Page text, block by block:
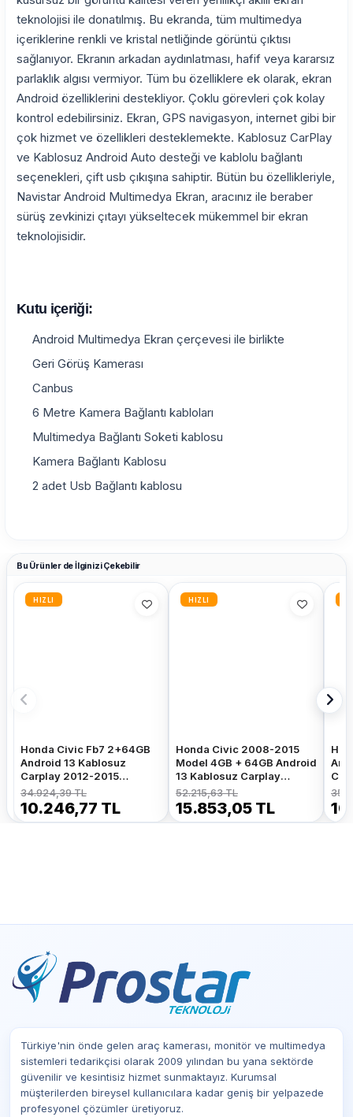
teknolojisi ile donatılmış. Bu ekranda, tüm multimedya
içeriklerine renkli ve kristal netliğinde görüntü çıktısı
sağlanıyor. Ekranın arkadan aydınlatması, hafif veya kararsız
parlaklık algısı vermiyor. Tüm bu özelliklere ek olarak, ekran
Android özelliklerini destekliyor. Çoklu görevleri çok kolay
kontrol edebilirsiniz. Ekran, GPS navigasyon, internet gibi bir
çok hizmet ve özellikleri desteklemekte. Kablosuz CarPlay
ve Kablosuz Android Auto desteği ve kablolu bağlantı
seçenekleri, çift usb çıkışına sahiptir. Bütün bu özellikleriyle,
Navistar Android Multimedya Ekran, aracınız ile beraber
sürüş zevkinizi çıtayı yükseltecek mükemmel bir ekran
teknolojisidir.
Kutu içeriği:
Android Multimedya Ekran çerçevesi ile birlikte
Geri Görüş Kamerası
Canbus
6 Metre Kamera Bağlantı kabloları
Multimedya Bağlantı Soketi kablosu
Kamera Bağlantı Kablosu
2 adet Usb Bağlantı kablosu
Bu Ürünler de İlginizi Çekebilir
HIZLI
Honda Civic Fb7 2+64GB
Android 13 Kablosuz
Carplay 2012-2015
Navigasyon Multimedya
Sistemi
34.924,39 TL
10.246,77 TL
HIZLI
Honda Civic 2008-2015
Model 4GB + 64GB Android
13 Kablosuz Carplay
Navigasyon Multimedya
Sistemi
52.215,63 TL
15.853,05 TL
Türkiye'nin önde gelen araç kamerası, monitör ve multimedya
sistemleri tedarikçisi olarak 2009 yılından bu yana sektörde
güvenilir ve kesintisiz hizmet sunmaktayız. Kurumsal
müşterilerden bireysel kullanıcılara kadar geniş bir yelpazede
profesyonel çözümler üretiyoruz.